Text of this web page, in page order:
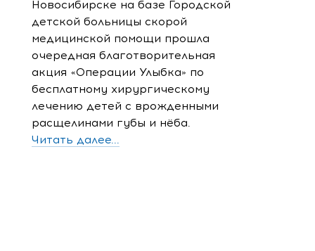
Новосибирске на базе Городской
детской больницы скорой
медицинской помощи прошла
очередная благотворительная
акция «Операции Улыбка» по
бесплатному хирургическому
лечению детей с врожденными
расщелинами губы и нёба.
Читать далее...